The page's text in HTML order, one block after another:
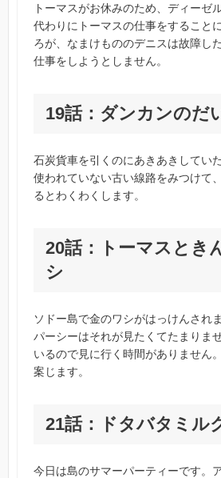
トーマスがお休みのため、ディーゼ
代わりにトーマスの仕事をすること
ろが、なまけもののデニスは故障し
仕事をしようとしません。
19話：ダンカンのだ
石炭貨車を引くのにあきあきしてい
使われていない古い線路をみつけて
るとわくわくします。
20話：トーマスとき
シ
ソドー島で金のワシがはっけんされ
パーシーはそれが見たくてたまりま
いるので見に行く時間がありません
案じます。
21話：ドタバタミル
今日は島のサマーパーティーです。